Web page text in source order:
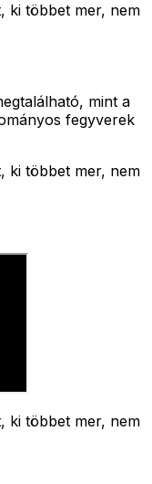
ki többet mer, nem
mint a
fegyverek
ki többet mer, nem
ki többet mer, nem